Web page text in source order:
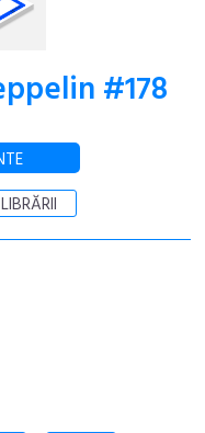
#178
LIBRĂRII